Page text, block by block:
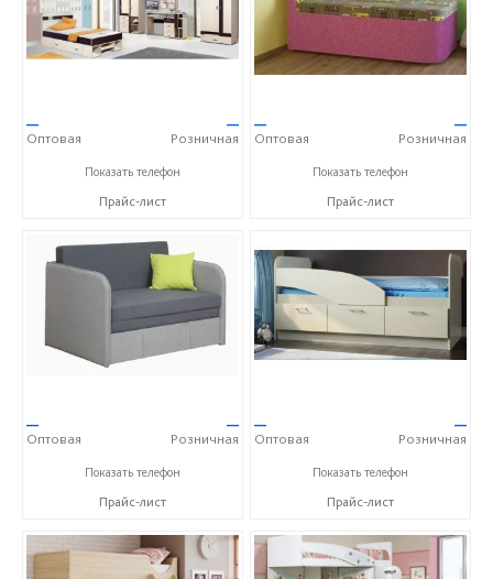
—
Оптовая
—
Розничная
+7 (800) 500-77-44
Показать телефон
Прайс-лист
—
Оптовая
—
Розничная
+7 (800) 500-77-44
Показать телефон
Прайс-лист
—
Оптовая
—
Розничная
+7 (800) 500-77-44
Показать телефон
Прайс-лист
—
Оптовая
—
Розничная
+7 (800) 500-77-44
Показать телефон
Прайс-лист